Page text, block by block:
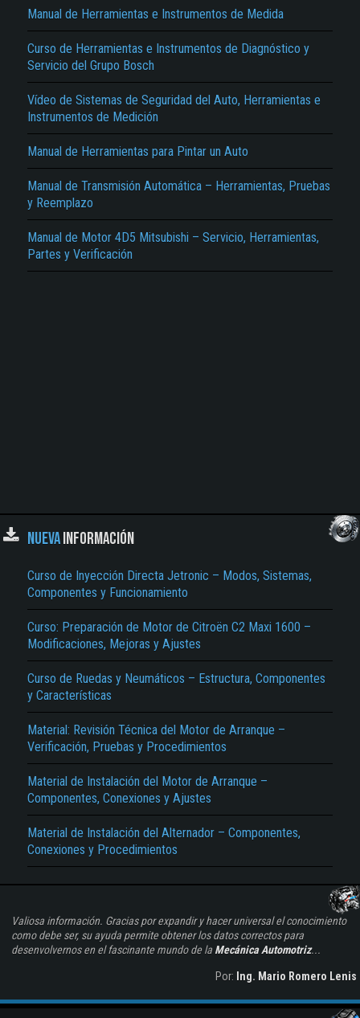
Manual de Herramientas e Instrumentos de Medida
Curso de Herramientas e Instrumentos de Diagnóstico y
Servicio del Grupo Bosch
Vídeo de Sistemas de Seguridad del Auto, Herramientas e
Instrumentos de Medición
Manual de Herramientas para Pintar un Auto
Manual de Transmisión Automática – Herramientas, Pruebas
y Reemplazo
Manual de Motor 4D5 Mitsubishi – Servicio, Herramientas,
Partes y Verificación
NUEVAINFORMACIÓN
Curso de Inyección Directa Jetronic – Modos, Sistemas,
Componentes y Funcionamiento
Curso: Preparación de Motor de Citroën C2 Maxi 1600 –
Modificaciones, Mejoras y Ajustes
Curso de Ruedas y Neumáticos – Estructura, Componentes
y Características
Material: Revisión Técnica del Motor de Arranque –
Verificación, Pruebas y Procedimientos
Material de Instalación del Motor de Arranque –
Componentes, Conexiones y Ajustes
Material de Instalación del Alternador – Componentes,
Conexiones y Procedimientos
Valiosa información. Gracias por expandir y hacer universal el conocimiento
como debe ser, su ayuda permite obtener los datos correctos para
desenvolvernos en el fascinante mundo de la Mecánica Automotriz...
Por: Ing. Mario Romero Lenis
El Título es incorrecto según el contenido.
Texto o Imagen de portada son erróneos.
No carga o no se visualiza el contenido.
Reportar otro tipo de error...